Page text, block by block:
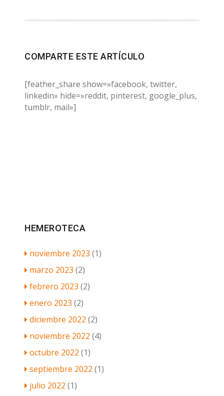
COMPARTE ESTE ARTÍCULO
[feather_share show=»facebook, twitter,
linkedin» hide=»reddit, pinterest, google_plus,
tumblr, mail»]
HEMEROTECA
noviembre 2023 (1)
marzo 2023 (2)
febrero 2023 (2)
enero 2023 (2)
diciembre 2022 (2)
noviembre 2022 (4)
octubre 2022 (1)
septiembre 2022 (1)
julio 2022 (1)